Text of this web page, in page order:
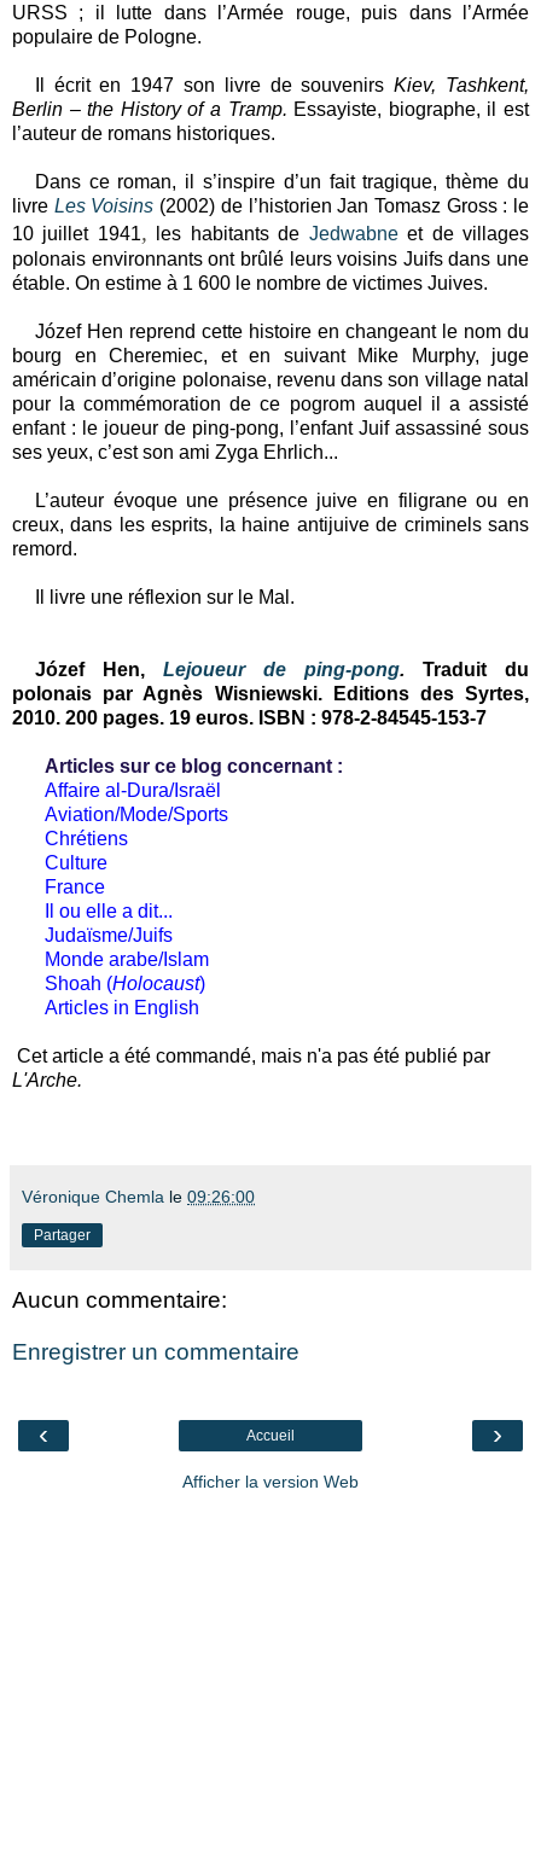
URSS ; il lutte dans l’Armée rouge, puis dans l’Armée
populaire de Pologne.
Il écrit en 1947 son livre de souvenirsKiev, Tashkent,
Berlin – the History of a Tramp. Essayiste, biographe, il est
l’auteur de romans historiques.
Dans ce roman, il s’inspire d’un fait tragique, thème du
livre Les Voisins (2002) de l’historien Jan Tomasz Gross : le
10 juillet 1941, les habitants de Jedwabneet de villages
polonais environnants ont brûlé leurs voisins Juifs dans une
étable. On estime à 1 600 le nombre de victimes Juives.
Józef Hen reprend cette histoire en changeant le nom du
bourg en Cheremiec, et en suivant Mike Murphy, juge
américain d’origine polonaise, revenu dans son village natal
pour la commémoration de ce pogrom auquel il a assisté
enfant : le joueur de ping-pong, l’enfant Juif assassiné sous
ses yeux, c’est son ami Zyga Ehrlich...
L’auteur évoque une présence juive en filigrane ou en
creux, dans les esprits, la haine antijuive de criminels sans
remord.
Il livre une réflexion sur le Mal.
Józef Hen, Lejoueur de ping-pong. Traduit du
polonais par Agnès Wisniewski. Editions des Syrtes,
2010. 200 pages. 19 euros. ISBN : 978-2-84545-153-7
Articles sur ce blog concernant :
Affaire al-Dura/Israël
Aviation/Mode/Sports
Chrétiens
Culture
France
Il ou elle a dit...
Judaïsme/Juifs
Monde arabe/Islam
Shoah (Holocaust)
Articles in English
Cet article a été commandé, mais n'a pas été publié par
L'Arche.
Véronique Chemla le 09:26:00
Partager
Aucun commentaire:
Enregistrer un commentaire
‹ ›
Accueil
Afficher la version Web